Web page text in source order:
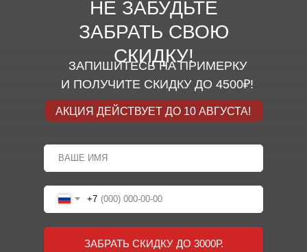
НЕ ЗАБУДЬТЕ
ЗАБРАТЬ СВОЮ
СКИДКУ!
ЗАПИШИТЕСЬ НА ПРИМЕРКУ
И ПОЛУЧИТЕ СКИДКУ ДО 4500₽!
АКЦИЯ ДЕЙСТВУЕТ ДО 10 АВГУСТА!
+7
ЗАБРАТЬ СКИДКУ ДО 3000Р.